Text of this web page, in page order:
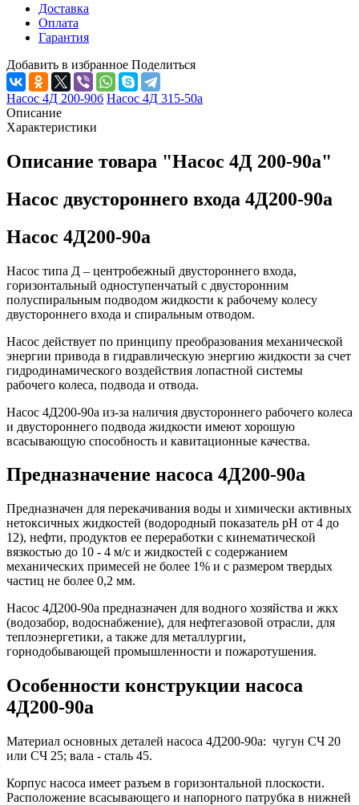
Доставка
Оплата
Гарантия
Добавить в избранное Поделиться
Насос 4Д 200-90б Насос 4Д 315-50а
Описание
Характеристики
Описание товара "Насос 4Д 200-90а"
Насос двустороннего входа 4Д200-90а
Насос 4Д200-90а
Насос типа Д – центробежный двустороннего входа,
горизонтальный одноступенчатый с двусторонним
полуспиральным подводом жидкости к рабочему колесу
двустороннего входа и спиральным отводом.
Насос действует по принципу преобразования механической
энергии привода в гидравлическую энергию жидкости за счет
гидродинамического воздействия лопастной системы
рабочего колеса, подвода и отвода.
Насос 4Д200-90а из-за наличия двустороннего рабочего колеса
и двустороннего подвода жидкости имеют хорошую
всасывающую способность и кавитационные качества.
Предназначение насоса 4Д200-90а
Предназначен для перекачивания воды и химически активных
нетоксичных жидкостей (водородный показатель рН от 4 до
12), нефти, продуктов ее переработки с кинематической
вязкостью до 10 - 4 м/с и жидкостей с содержанием
механических примесей не более 1% и с размером твердых
частиц не более 0,2 мм.
Насос 4Д200-90а предназначен для водного хозяйства и жкх
(водозабор, водоснабжение), для нефтегазовой отрасли, для
теплоэнергетики, а также для металлургии,
горнодобывающей промышленности и пожаротушения.
Особенности конструкции насоса
4Д200-90а
Материал основных деталей насоса 4Д200-90а: чугун СЧ 20
или СЧ 25; вала - сталь 45.
Корпус насоса имеет разъем в горизонтальной плоскости.
Расположение всасывающего и напорного патрубка в нижней